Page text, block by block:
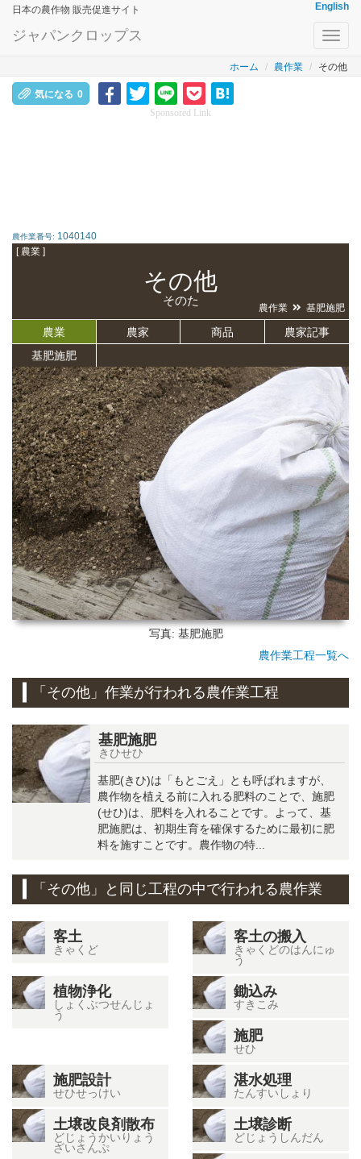
日本の農作物 販売促進サイト English
ジャパンクロップス
ホーム 農作業 その他
気になる 0
Sponsored Link
農作業番号: 1040140
[ 農業 ]
その他
そのた
農作業 基肥施肥
農業 農家 商品
農家記事
基肥施肥
写真: 基肥施肥
農作業工程一覧へ
「その他」作業が行われる農作業工程
基肥施肥
きひせひ
基肥(きひ)は「もとごえ」とも呼ばれますが、
農作物を植える前に入れる肥料のことで、施肥
(せひ)は、肥料を入れることです。よって、基
肥施肥は、初期生育を確保するために最初に肥
料を施すことです。農作物の特...
「その他」と同じ工程の中で行われる農作業
客土
きゃくど
客土の搬入
きゃくどのはんにゅ
う
植物浄化
しょくぶつせんじょ
う
鋤込み
すきこみ
施肥
せひ
施肥設計
せひせっけい
湛水処理
たんすいしょり
土壌改良剤散布
どじょうかいりょう
ざいさんぷ
土壌診断
どじょうしんだん